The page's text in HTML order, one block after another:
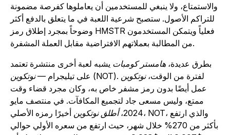
والاستمتاع، ولا ينبغي للمستخدمين أن يعاملوها كفرصة مضمونة
للتراكم الأصول. ستصبح شرعية اللعبة في ما يتعلق بالدفع أكثر
وضوحاً بمجرد إطلاق رمز HMSTR فعلياً ويتمكن المستخدمون
بطرق عديدة،هامستر كومباتيشبه لعبة أخرى منتشرة تعتمد
على تيليجرام — نوتكوين (NOT). لفترة من الوقت،نوتكوين
عمل أيضًا بدون رمز مشفر خاص به، وكان مجرد قضاء وقت
ممتع، وليس مسعى جاد لتجميع المكافآت. في منتصف مايو
2024، أطلق نوتكوينأخيرًا رمزه الأصلي، NOT، والذي ارتفع
بأكثر من 270% خلال شهر، حيث ارتفع من سعره الأولي حوالي